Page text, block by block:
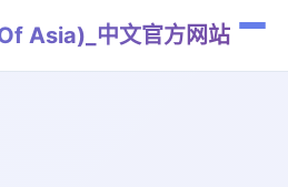
Asia)_中文官方网站